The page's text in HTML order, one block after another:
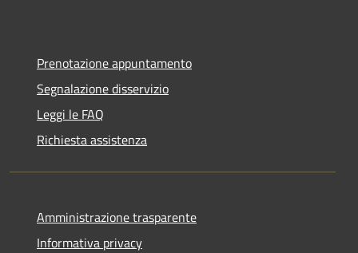
Prenotazione appuntamento
Segnalazione disservizio
Leggi le FAQ
Richiesta assistenza
Amministrazione trasparente
Informativa privacy